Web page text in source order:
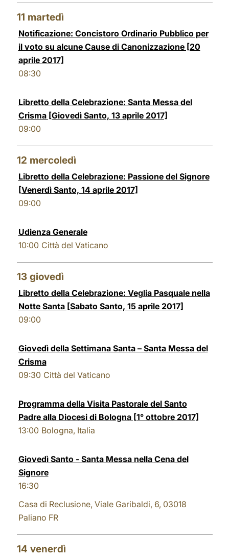
11 martedì
Notificazione: Concistoro Ordinario Pubblico per
il voto su alcune Cause di Canonizzazione [20
aprile 2017]
08:30
Libretto della Celebrazione: Santa Messa del
Crisma [Giovedì Santo, 13 aprile 2017]
09:00
12 mercoledì
Libretto della Celebrazione: Passione del Signore
[Venerdì Santo, 14 aprile 2017]
09:00
Udienza Generale
10:00 Città del Vaticano
13 giovedì
Libretto della Celebrazione: Veglia Pasquale nella
Notte Santa [Sabato Santo, 15 aprile 2017]
09:00
Giovedì della Settimana Santa – Santa Messa del
Crisma
09:30 Città del Vaticano
Programma della Visita Pastorale del Santo
Padre alla Diocesi di Bologna [1° ottobre 2017]
13:00 Bologna, Italia
Giovedì Santo - Santa Messa nella Cena del
Signore
16:30
Casa di Reclusione, Viale Garibaldi, 6, 03018
Paliano FR
14 venerdì